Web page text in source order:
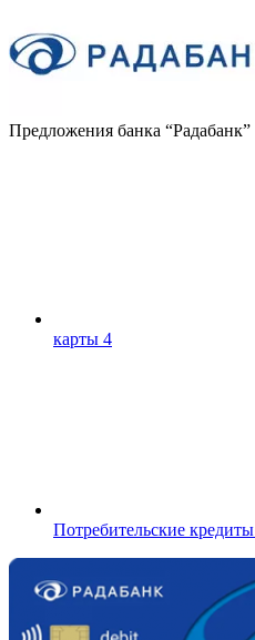
Предложения банка “Радабанк”
карты 4
Потребительские кредиты